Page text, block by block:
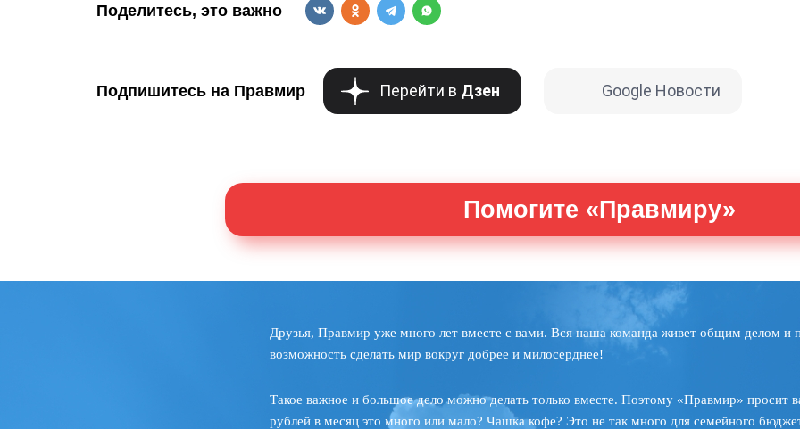
Поделитесь, это важно
Подпишитесь на Правмир Перейти в Дзен Google Новости
Помогите «Правмиру»
Друзья, Правмир уже много лет вместе с вами. Вся наша команда живет общим делом и
возможность сделать мир вокруг добрее и милосерднее!
Такое важное и большое дело можно делать только вместе. Поэтому «Правмир» просит
рублей в месяц это много или мало? Чашка кофе? Это не так много для семейного